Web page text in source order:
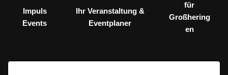
Impuls
Events
Ihr Veranstaltung &
Eventplaner
für
Großhering
en